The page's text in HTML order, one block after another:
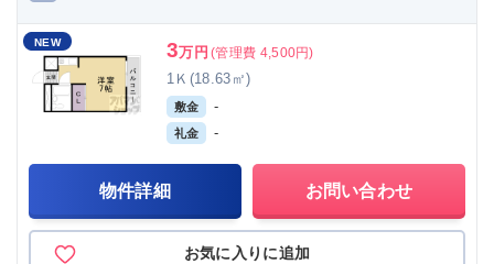
NEW 3万円 (管理費 4,500円)
1Ｋ(18.63㎡)
敷金 -
礼金 -
物件詳細 お問い合わせ
お気に入りに追加